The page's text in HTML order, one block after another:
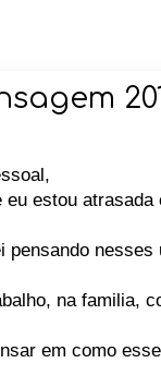
eu estou
pensando
na familia,
em como